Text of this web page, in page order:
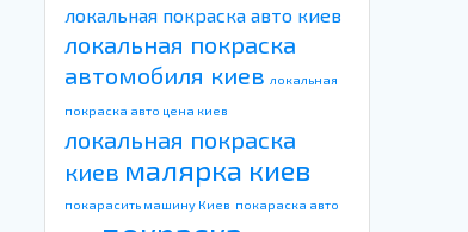
локальная покраска авто киев
локальная покраска
автомобиля киев локальная
покраска авто цена киев
локальная покраска
киев малярка киев
покарасить машину Киев покараска авто